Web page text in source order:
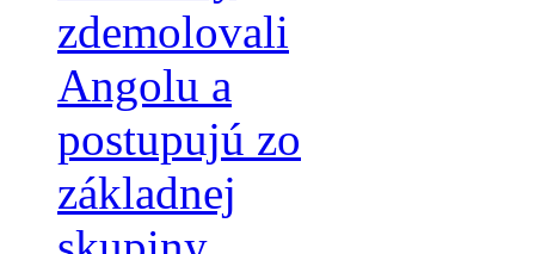
zdemolovali
Angolu a
postupujú zo
základnej